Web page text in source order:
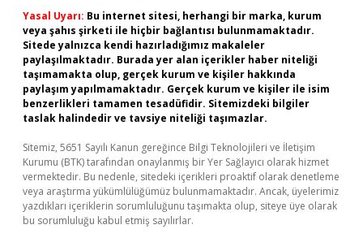
Yasal Uyarı: Bu internet sitesi, herhangi bir marka, kurum
veya şahıs şirketi ile hiçbir bağlantısı bulunmamaktadır.
Sitede yalnızca kendi hazırladığımız makaleler
paylaşılmaktadır. Burada yer alan içerikler haber niteliği
taşımamakta olup, gerçek kurum ve kişiler hakkında
paylaşım yapılmamaktadır. Gerçek kurum ve kişiler ile isim
benzerlikleri tamamen tesadüfidir. Sitemizdeki bilgiler
taslak halindedir ve tavsiye niteliği taşımazlar.
Sitemiz, 5651 Sayılı Kanun gereğince Bilgi Teknolojileri ve İletişim
Kurumu (BTK) tarafından onaylanmış bir Yer Sağlayıcı olarak hizmet
vermektedir. Bu nedenle, sitedeki içerikleri proaktif olarak denetleme
veya araştırma yükümlülüğümüz bulunmamaktadır. Ancak, üyelerimiz
yazdıkları içeriklerin sorumluluğunu taşımakta olup, siteye üye olarak
bu sorumluluğu kabul etmiş sayılırlar.